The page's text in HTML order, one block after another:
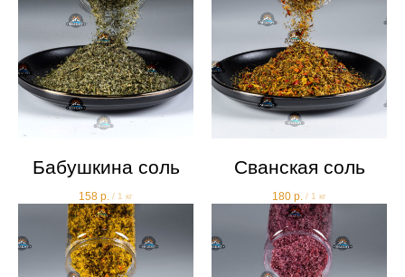
Бабушкина соль
158 р. / 1 кг
Сванская соль
180 р. / 1 кг